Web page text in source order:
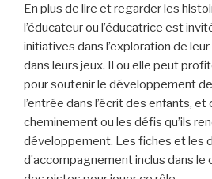
En plus de lire et regarder les
l’éducateur ou l’éducatrice est
initiatives dans l’exploration de
dans leurs jeux. Il ou elle peut
pour soutenir le développement
l’entrée dans l’écrit des enfants,
cheminement ou les défis qu’ils
développement. Les fiches et les
d’accompagnement inclus dans